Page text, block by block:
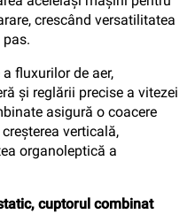
crescând versatilitatea
fluxurilor de aer,
și reglării precise a vitezei
asigură o coacere
verticală,
organoleptică a
cuptorul combinat